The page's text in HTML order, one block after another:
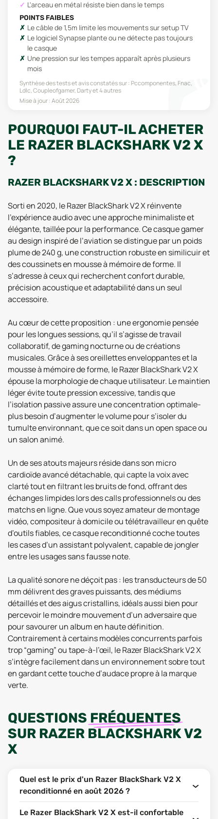
L'arceau en métal résiste bien dans le temps
POINTS FAIBLES
Le câble de 1,5m limite les mouvements sur setup TV
Le logiciel Synapse plante ou ne détecte pas toujours
le casque
Une pression sur les tempes apparaît après plusieurs
mois
Synthèse des tests et avis constatés sur : Pccomponentes, Fnac,
Ldlc, Coupleofgamer, Dartyet 4 autres
Mise à jour :Août 2026
POURQUOI FAUT-IL ACHETER
LE RAZER BLACKSHARK V2 X
?
RAZER BLACKSHARK V2 X : DESCRIPTION
Sorti en 2020, le Razer BlackShark V2 X réinvente
l’expérience audio avec une approche minimaliste et
élégante, taillée pour la performance. Ce casque gamer
au design inspiré de l’aviation se distingue par un poids
plume de 240 g, une construction robuste en similicuir et
des coussinets en mousse à mémoire de forme. Il
s’adresse à ceux qui recherchent confort durable,
précision acoustique et adaptabilité dans un seul
accessoire.
Au cœur de cette proposition : une ergonomie pensée
pour les longues sessions, qu’il s’agisse de travail
collaboratif, de gaming nocturne ou de créations
musicales. Grâce à ses oreillettes enveloppantes et la
mousse à mémoire de forme, le Razer BlackShark V2 X
épouse la morphologie de chaque utilisateur. Le maintien
léger évite toute pression excessive, tandis que
l’isolation passive assure une concentration optimale-
plus besoin d’augmenter le volume pour s’isoler du
tumulte environnant, que ce soit dans un open space ou
un salon animé.
Un de ses atouts majeurs réside dans son micro
cardioïde avancé détachable, qui capte la voix avec
clarté tout en filtrant les bruits de fond, offrant des
échanges limpides lors des calls professionnels ou des
matchs en ligne. Que vous soyez amateur de montage
vidéo, compositeur à domicile ou télétravailleur en quête
d’outils fiables, ce casque reconditionné coche toutes
les cases d’un assistant polyvalent, capable de jongler
entre les usages sans fausse note.
La qualité sonore ne déçoit pas : les transducteurs de 50
mm délivrent des graves puissants, des médiums
détaillés et des aigus cristallins, idéals aussi bien pour
percevoir le moindre mouvement d’un adversaire que
pour savourer un album en haute définition.
Contrairement à certains modèles concurrents parfois
trop “gaming” ou tape-à-l’œil, le Razer BlackShark V2 X
s’intègre facilement dans un environnement sobre tout
en gardant cette touche d’audace propre à la marque
verte.
QUESTIONS FRÉQUENTES
SUR RAZER BLACKSHARK V2
X
Quel est le prix d'un Razer BlackShark V2 X
reconditionné en août 2026 ?
Le Razer BlackShark V2 X est-il confortable